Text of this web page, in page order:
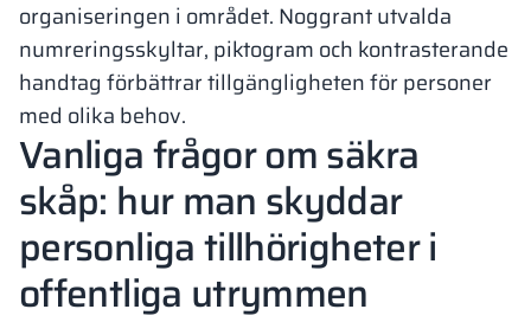
organiseringen i området. Noggrant utvalda
numreringsskyltar, piktogram och kontrasterande
handtag förbättrar tillgängligheten för personer
med olika behov.
Vanliga frågor om säkra
skåp: hur man skyddar
personliga tillhörigheter i
offentliga utrymmen